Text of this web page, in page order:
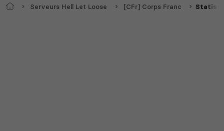
AccueilServeurs Hell Let Loose [CFr] Corps Franc